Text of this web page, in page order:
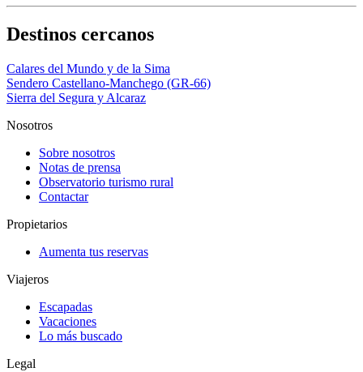
Destinos cercanos
Calares del Mundo y de la Sima
Sendero Castellano-Manchego (GR-66)
Sierra del Segura y Alcaraz
Nosotros
Sobre nosotros
Notas de prensa
Observatorio turismo rural
Contactar
Propietarios
Aumenta tus reservas
Viajeros
Escapadas
Vacaciones
Lo más buscado
Legal